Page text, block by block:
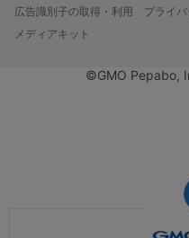
広告識別子の取得・利用
プライ
メディアキット
©GMO Pepabo,